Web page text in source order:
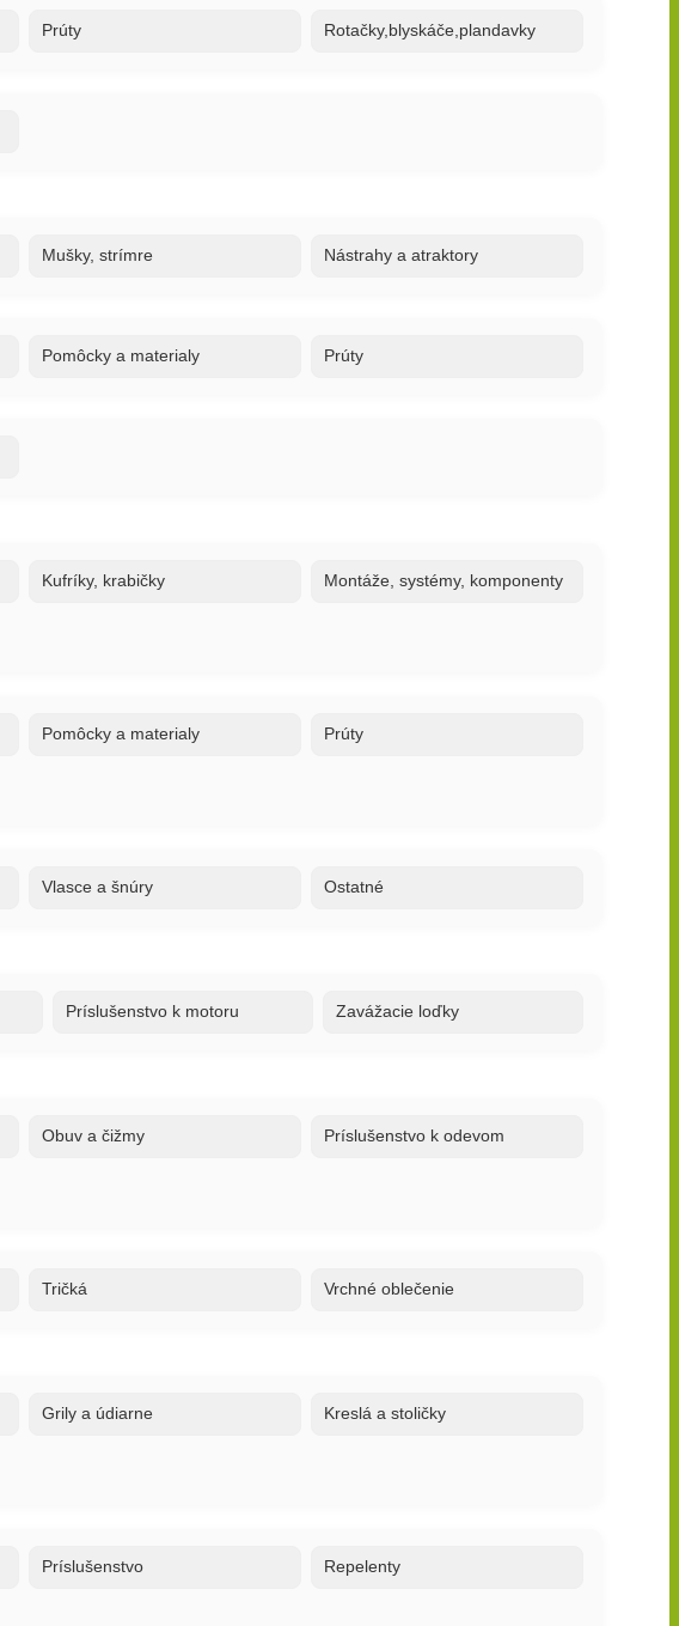
Prúty Rotačky,blyskáče,plandavky
Mušky, strímre Nástrahy a atraktory
Pomôcky a materialy Prúty
Kufríky, krabičky Montáže, systémy, komponenty
Pomôcky a materialy Prúty
Vlasce a šnúry Ostatné
Príslušenstvo k motoru Zavážacie loďky
Obuv a čižmy Príslušenstvo k odevom
Tričká Vrchné oblečenie
Grily a údiarne Kreslá a stoličky
Príslušenstvo Repelenty